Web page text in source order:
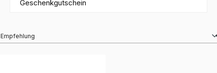
Geschenkgutschein